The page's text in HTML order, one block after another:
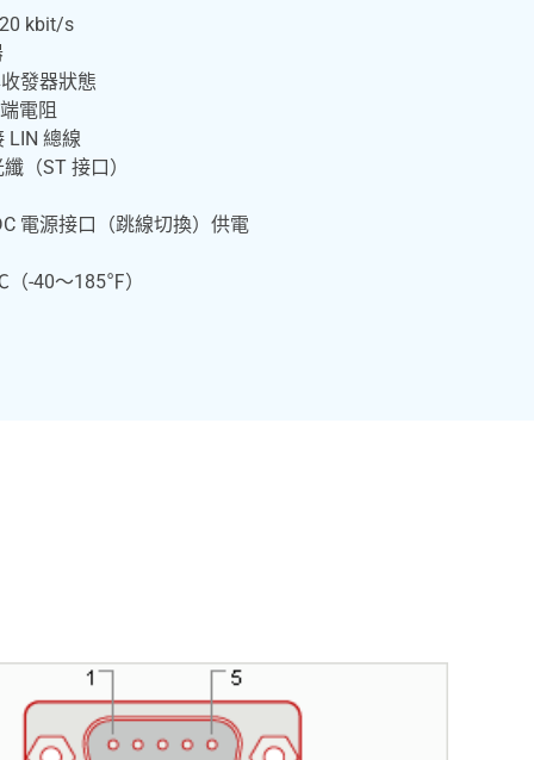
kbit/s
發器狀態
電阻
LIN 總線
（ST 接口）
電源接口（跳線切換）供電
-40～185℉）